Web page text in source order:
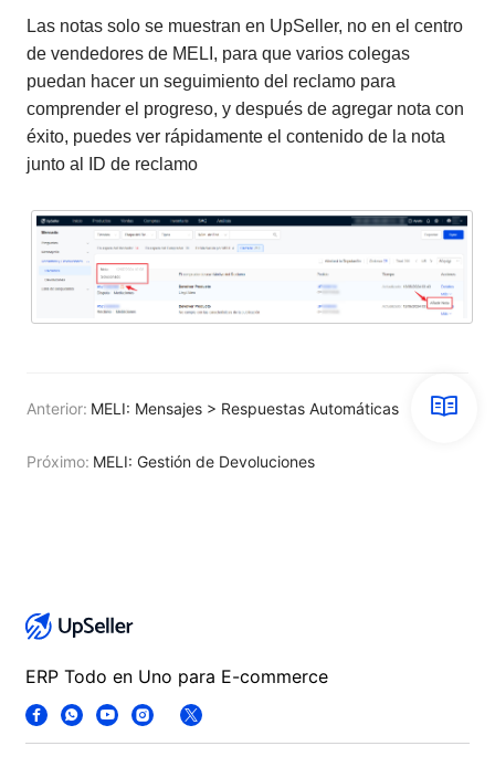
Las notas solo se muestran en UpSeller, no en el centro
de vendedores de MELI, para que varios colegas
puedan hacer un seguimiento del reclamo para
comprender el progreso, y después de agregar nota con
éxito, puedes ver rápidamente el contenido de la nota
junto al ID de reclamo
Anterior: MELI: Mensajes > Respuestas Automáticas
Próximo: MELI: Gestión de Devoluciones
ERP Todo en Uno para E-commerce